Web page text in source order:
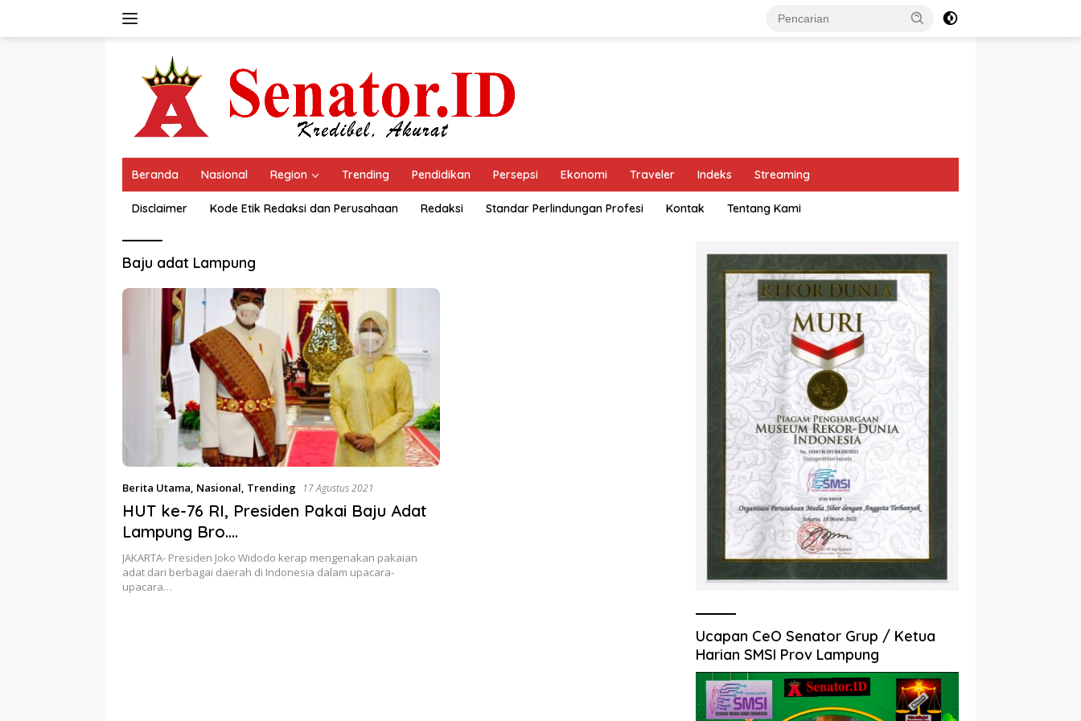
Beranda Nasional Region Trending Pendidikan Persepsi Ekonomi Traveler Indeks Streaming
Disclaimer Kode Etik Redaksi dan Perusahaan Redaksi Standar Perlindungan Profesi Kontak Tentang Kami
Baju adat Lampung
Berita Utama, Nasional, Trending 17 Agustus 2021
HUT ke-76 RI, Presiden Pakai Baju Adat
Lampung Bro….
JAKARTA- Presiden Joko Widodo kerap mengenakan pakaian
adat dari berbagai daerah di Indonesia dalam upacara-
upacara…
Ucapan CeO Senator Grup / Ketua
Harian SMSI Prov Lampung